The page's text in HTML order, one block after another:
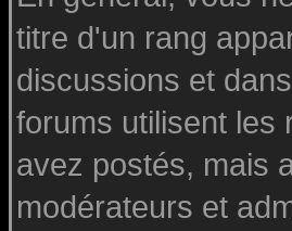
titre d'un rang
discussions et
forums utilisent les
avez postés, mais
modérateurs et